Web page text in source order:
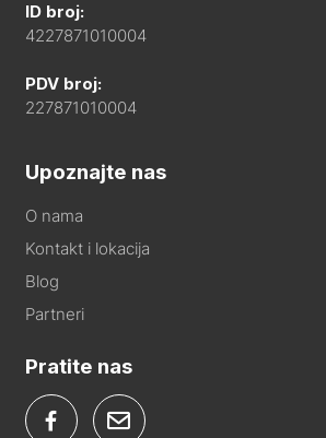
ID broj:
4227871010004
PDV broj:
227871010004
Upoznajte nas
O nama
Kontakt i lokacija
Blog
Partneri
Pratite nas